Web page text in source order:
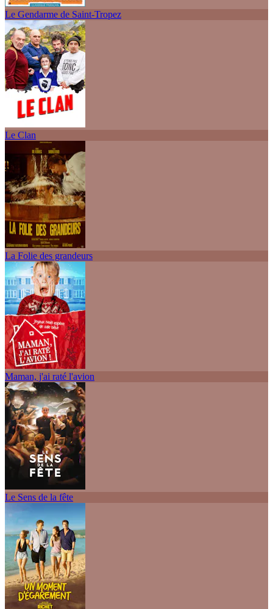
Le Gendarme de Saint-Tropez
Le Clan
La Folie des grandeurs
Maman, j'ai raté l'avion
Le Sens de la fête